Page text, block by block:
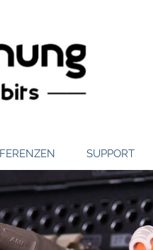
SUPPORT